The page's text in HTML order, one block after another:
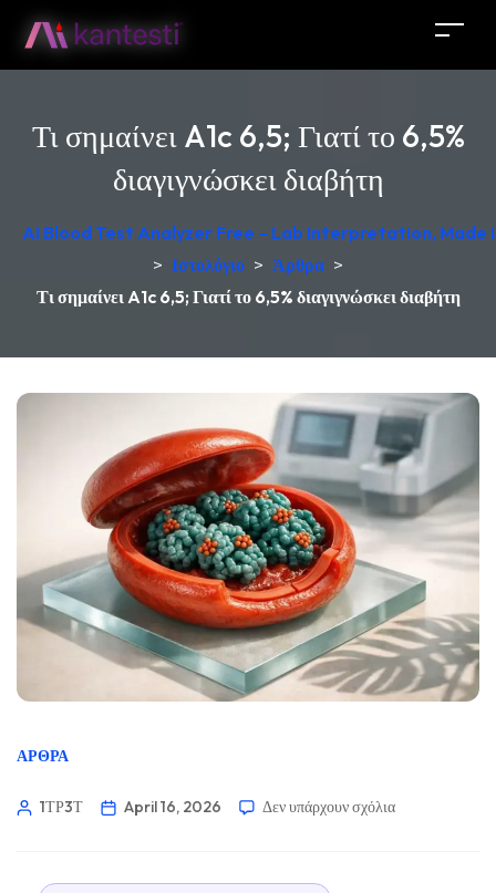
Τι σημαίνει A1c 6,5; Γιατί το 6,5%
διαγιγνώσκει διαβήτη
AI Blood Test Analyzer Free – Lab Interpretation, Made
> Ιστολόγιο > Άρθρα >
Τι σημαίνει A1c 6,5; Γιατί το 6,5% διαγιγνώσκει διαβήτη
ΆΡΘΡΑ
1ΤΡ3Τ April 16, 2026 Δεν υπάρχουν σχόλια